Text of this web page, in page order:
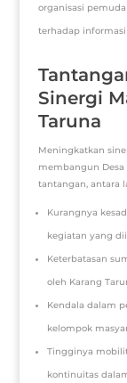
organisasi
terhadap
Sinergi
Taruna
Meningkatkan
membangun
tantangan, antara
Kurangnya
kegiatan yang
Keterbatasan
oleh Karang
Kendala dalam
kelompok
Tingginya
kontinuitas